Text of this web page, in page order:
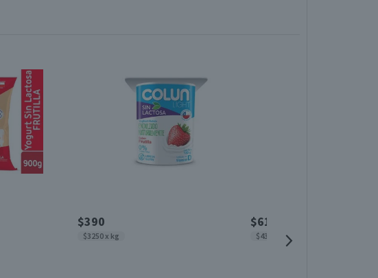
$390
$3250 x kg
$610
$4357 x kg